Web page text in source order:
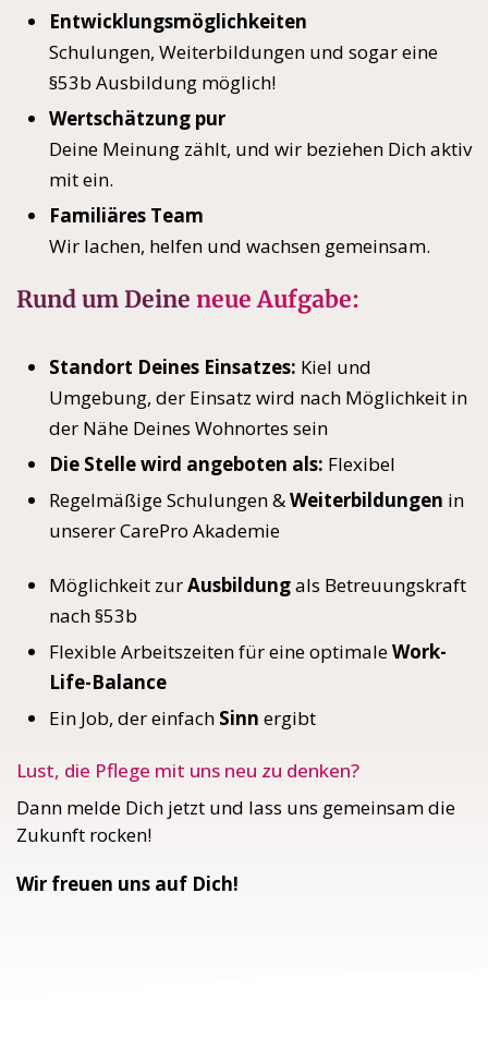
Entwicklungsmöglichkeiten
Schulungen, Weiterbildungen und sogar eine
§53b Ausbildung möglich!
Wertschätzung pur
Deine Meinung zählt, und wir beziehen Dich aktiv
mit ein.
Familiäres Team
Wir lachen, helfen und wachsen gemeinsam.
Rund um Deine neue Aufgabe:
Standort Deines Einsatzes: Kiel und
Umgebung, der Einsatz wird nach Möglichkeit in
der Nähe Deines Wohnortes sein
Die Stelle wird angeboten als: Flexibel
Regelmäßige Schulungen &Weiterbildungen in
unserer CarePro Akademie
Möglichkeit zurAusbildungals Betreuungskraft
nach §53b
Flexible Arbeitszeiten für eine optimaleWork-
Life-Balance
Ein Job, der einfach Sinn ergibt
Lust, die Pflege mit uns neu zu denken?
Dann melde Dich jetzt und lass uns gemeinsam die
Zukunft rocken!
Wir freuen uns auf Dich!